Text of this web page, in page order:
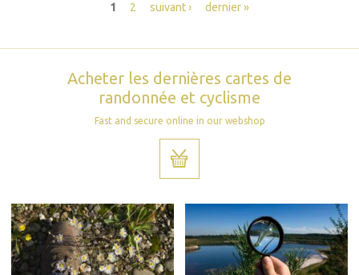
1 2 suivant › dernier »
Acheter les dernières cartes de
randonnée et cyclisme
Fast and secure online in our webshop